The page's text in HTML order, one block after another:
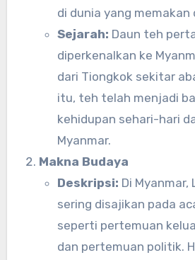
di dunia yang memakan
Sejarah: Daun teh
diperkenalkan ke
dari Tiongkok sekitar
itu, teh telah menjadi
kehidupan sehari-hari
Myanmar.
Makna Budaya
Deskripsi: Di
sering disajikan pada
seperti pertemuan
dan pertemuan politik.